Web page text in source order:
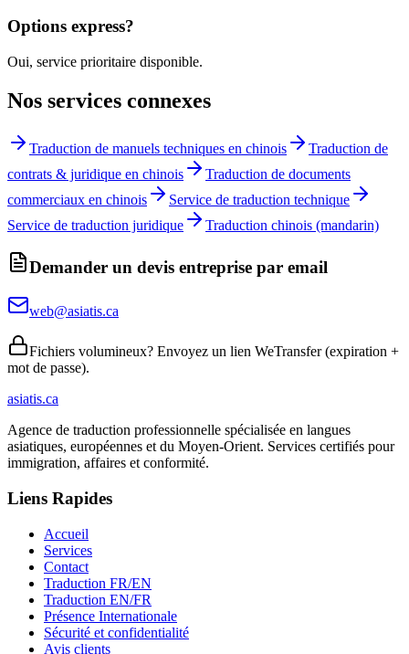
Options express?
Oui, service prioritaire disponible.
Nos services connexes
Traduction de manuels techniques en chinois
Traduction de
contrats & juridique en chinois
Traduction de documents
commerciaux en chinois
Service de traduction technique
Service de traduction juridique
Traduction chinois (mandarin)
Demander un devis entreprise par email
web@asiatis.ca
Fichiers volumineux? Envoyez un lien WeTransfer (expiration +
mot de passe).
asiatis.ca
Agence de traduction professionnelle spécialisée en langues
asiatiques, européennes et du Moyen-Orient. Services certifiés pour
immigration, affaires et conformité.
Liens Rapides
Accueil
Services
Contact
Traduction FR/EN
Traduction EN/FR
Présence Internationale
Sécurité et confidentialité
Avis clients